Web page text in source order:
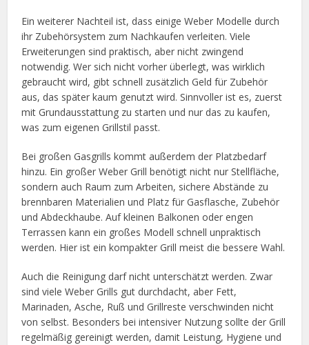
Ein weiterer Nachteil ist, dass einige Weber Modelle durch
ihr Zubehörsystem zum Nachkaufen verleiten. Viele
Erweiterungen sind praktisch, aber nicht zwingend
notwendig. Wer sich nicht vorher überlegt, was wirklich
gebraucht wird, gibt schnell zusätzlich Geld für Zubehör
aus, das später kaum genutzt wird. Sinnvoller ist es, zuerst
mit Grundausstattung zu starten und nur das zu kaufen,
was zum eigenen Grillstil passt.
Bei großen Gasgrills kommt außerdem der Platzbedarf
hinzu. Ein großer Weber Grill benötigt nicht nur Stellfläche,
sondern auch Raum zum Arbeiten, sichere Abstände zu
brennbaren Materialien und Platz für Gasflasche, Zubehör
und Abdeckhaube. Auf kleinen Balkonen oder engen
Terrassen kann ein großes Modell schnell unpraktisch
werden. Hier ist ein kompakter Grill meist die bessere Wahl.
Auch die Reinigung darf nicht unterschätzt werden. Zwar
sind viele Weber Grills gut durchdacht, aber Fett,
Marinaden, Asche, Ruß und Grillreste verschwinden nicht
von selbst. Besonders bei intensiver Nutzung sollte der Grill
regelmäßig gereinigt werden, damit Leistung, Hygiene und